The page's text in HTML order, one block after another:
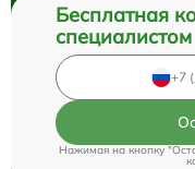
Бесплатная
специалистом
Нажимая на кнопку